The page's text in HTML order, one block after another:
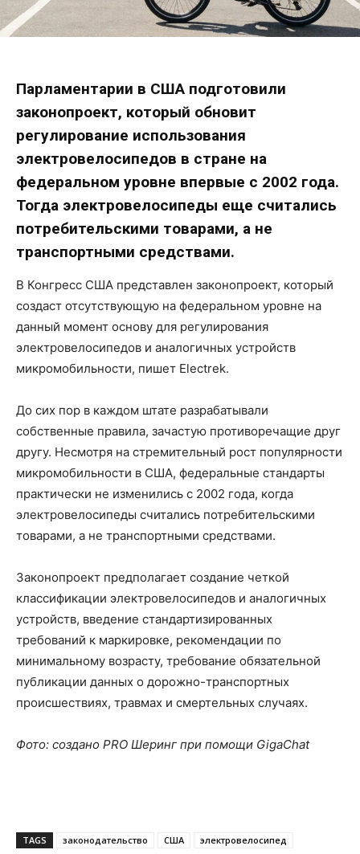
Парламентарии в США подготовили
законопроект, который обновит
регулирование использования
электровелосипедов в стране на
федеральном уровне впервые с 2002 года.
Тогда электровелосипеды еще считались
потребительскими товарами, а не
транспортными средствами.
В Конгресс США представлен законопроект, который
создаст отсутствующую на федеральном уровне на
данный момент основу для регулирования
электровелосипедов и аналогичных устройств
микромобильности, пишет Electrek.
До сих пор в каждом штате разрабатывали
собственные правила, зачастую противоречащие друг
другу. Несмотря на стремительный рост популярности
микромобильности в США, федеральные стандарты
практически не изменились с 2002 года, когда
электровелосипеды считались потребительскими
товарами, а не транспортными средствами.
Законопроект предполагает создание четкой
классификации электровелосипедов и аналогичных
устройств, введение стандартизированных
требований к маркировке, рекомендации по
минимальному возрасту, требование обязательной
публикации данных о дорожно-транспортных
происшествиях, травмах и смертельных случаях.
Фото: создано PRO Шеринг при помощи GigaChat
TAGS законодательство США электровелосипед